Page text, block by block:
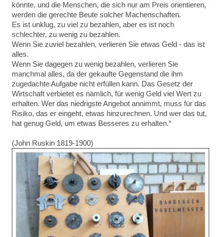
könnte, und die Menschen, die sich nur am Preis orientieren,
werden die gerechte Beute solcher Machenschaften.
Es ist unklug, zu viel zu bezahlen, aber es ist noch
schlechter, zu wenig zu bezahlen.
Wenn Sie zuviel bezahlen, verlieren Sie etwas Geld - das ist
alles.
Wenn Sie dagegen zu wenig bezahlen, verlieren Sie
manchmal alles, da der gekaufte Gegenstand die ihm
zugedachte Aufgabe nicht erfüllen kann. Das Gesetz der
Wirtschaft verbietet es nämlich, für wenig Geld viel Wert zu
erhalten. Wer das niedrigste Angebot annimmt, muss für das
Risiko, das er eingeht, etwas hinzurechnen. Und wer das tut,
hat genug Geld, um etwas Besseres zu erhalten.“
(John Ruskin 1819-1900)